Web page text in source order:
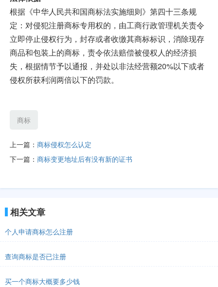
根据《中华人民共和国商标法实施细则》第四十三条规
定：对侵犯注册商标专用权的，由工商行政管理机关责令
立即停止侵权行为，封存或者收缴其商标标识，消除现存
商品和包装上的商标，责令依法赔偿被侵权人的经济损
失，根据情节予以通报，并处以非法经营额20%以下或者
侵权所获利润两倍以下的罚款。
商标
上一篇： 商标侵权怎么认定
下一篇： 商标变更地址后有没有新的证书
相关文章
个人申请商标怎么注册
查询商标是否已注册
买一个商标大概要多少钱